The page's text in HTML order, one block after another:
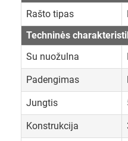
Rašto tipas
Techninės
Su nuožulna
Padengimas
Jungtis
Konstrukcija